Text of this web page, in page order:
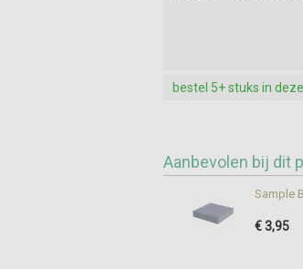
bestel 5+ stuks in
Aanbevolen bij dit
Sample
€ 3,95